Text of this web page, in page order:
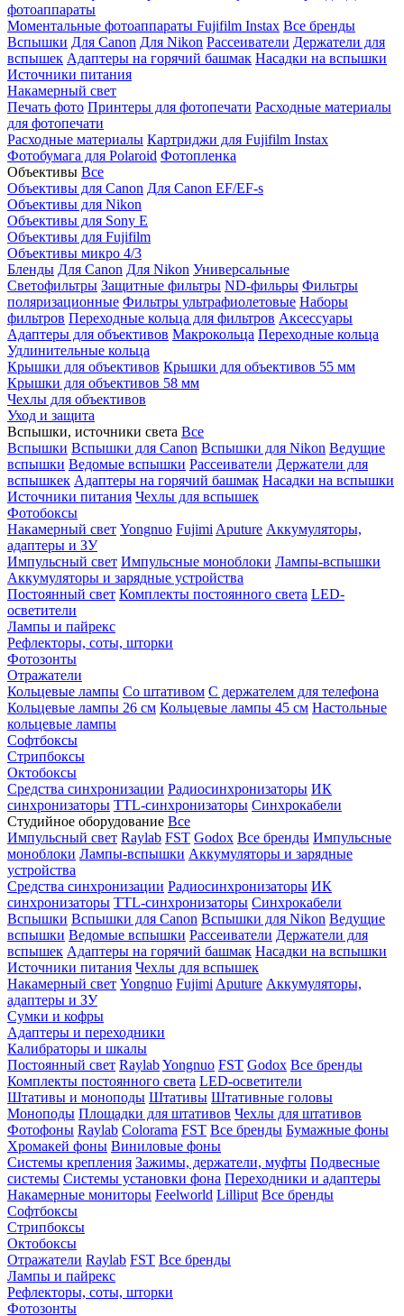
фотоаппараты
Моментальные фотоаппараты Fujifilm Instax Все бренды
Вспышки Для Canon Для Nikon Рассеиватели Держатели для
вспышек Адаптеры на горячий башмак Насадки на вспышки
Источники питания
Накамерный свет
Печать фото Принтеры для фотопечати Расходные материалы
для фотопечати
Расходные материалы Картриджи для Fujifilm Instax
Фотобумага для Polaroid Фотопленка
Объективы Все
Объективы для Canon Для Canon EF/EF-s
Объективы для Nikon
Объективы для Sony E
Объективы для Fujifilm
Объективы микро 4/3
Бленды Для Canon Для Nikon Универсальные
Светофильтры Защитные фильтры ND-фильры Фильтры
поляризационные Фильтры ультрафиолетовые Наборы
фильтров Переходные кольца для фильтров Аксессуары
Адаптеры для объективов Макрокольца Переходные кольца
Удлинительные кольца
Крышки для объективов Крышки для объективов 55 мм
Крышки для объективов 58 мм
Чехлы для объективов
Уход и защита
Вспышки, источники света Все
Вспышки Вспышки для Canon Вспышки для Nikon Ведущие
вспышки Ведомые вспышки Рассеиватели Держатели для
вспышкек Адаптеры на горячий башмак Насадки на вспышки
Источники питания Чехлы для вспышек
Фотобоксы
Накамерный свет Yongnuo Fujimi Aputure Аккумуляторы,
адаптеры и ЗУ
Импульсный свет Импульсные моноблоки Лампы-вспышки
Аккумуляторы и зарядные устройства
Постоянный свет Комплекты постоянного света LED-
осветители
Лампы и пайрекс
Рефлекторы, соты, шторки
Фотозонты
Отражатели
Кольцевые лампы Со штативом С держателем для телефона
Кольцевые лампы 26 см Кольцевые лампы 45 см Настольные
кольцевые лампы
Софтбоксы
Стрипбоксы
Октобоксы
Средства синхронизации Радиосинхронизаторы ИК
синхронизаторы TTL-синхронизаторы Синхрокабели
Студийное оборудование Все
Импульсный свет Raylab FST Godox Все бренды Импульсные
моноблоки Лампы-вспышки Аккумуляторы и зарядные
устройства
Средства синхронизации Радиосинхронизаторы ИК
синхронизаторы TTL-синхронизаторы Синхрокабели
Вспышки Вспышки для Canon Вспышки для Nikon Ведущие
вспышки Ведомые вспышки Рассеиватели Держатели для
вспышек Адаптеры на горячий башмак Насадки на вспышки
Источники питания Чехлы для вспышек
Накамерный свет Yongnuo Fujimi Aputure Аккумуляторы,
адаптеры и ЗУ
Сумки и кофры
Адаптеры и переходники
Калибраторы и шкалы
Постоянный свет RaylabYongnuo FST Godox Все бренды
Комплекты постоянного света LED-осветители
Штативы и моноподы Штативы Штативные головы
Моноподы Площадки для штативов Чехлы для штативов
Фотофоны Raylab Colorama FST Все бренды Бумажные фоны
Хромакей фоны Виниловые фоны
Системы крепления Зажимы, держатели, муфты Подвесные
системы Системы установки фона Переходники и адаптеры
Накамерные мониторы Feelworld Lilliput Все бренды
Софтбоксы
Стрипбоксы
Октобоксы
Отражатели Raylab FST Все бренды
Лампы и пайрекс
Рефлекторы, соты, шторки
Фотозонты